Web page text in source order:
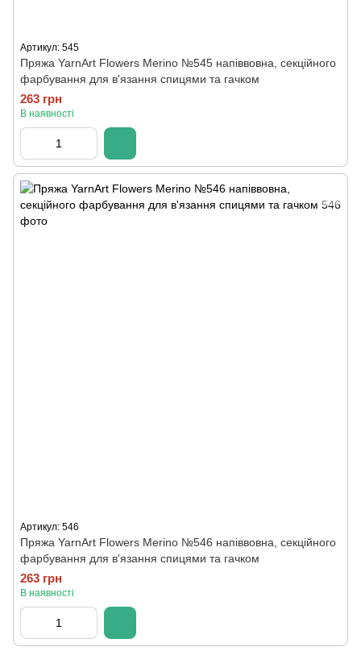
Артикул: 545
Пряжа YarnArt Flowers Merino №545 напіввовна, секційного
фарбування для в'язання спицями та гачком
263 грн
В наявності
Артикул: 546
Пряжа YarnArt Flowers Merino №546 напіввовна, секційного
фарбування для в'язання спицями та гачком
263 грн
В наявності